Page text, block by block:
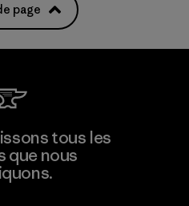
page
tous les
que nous